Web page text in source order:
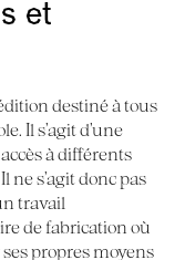
et
destiné à tous
Il s’agit d’une
à différents
ne s’agit donc pas
travail
de fabrication où
propres moyens